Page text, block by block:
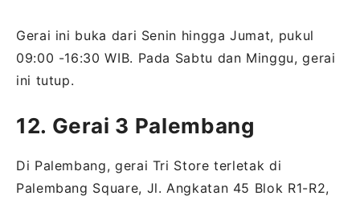
Gerai ini buka dari Senin hingga Jumat, pukul
09:00 -16:30 WIB. Pada Sabtu dan Minggu, gerai
ini tutup.
12. Gerai 3 Palembang
Di Palembang, gerai Tri Store terletak di
Palembang Square, Jl. Angkatan 45 Blok R1-R2,